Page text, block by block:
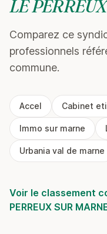
LE
Comparez ce
professionnels
commune.
Accel Cabinet
Immo sur marne
Urbania val de marne
Voir le classement
PERREUX SUR